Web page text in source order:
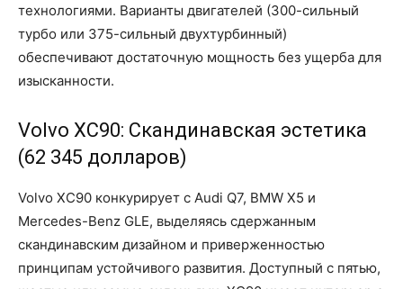
технологиями. Варианты двигателей (300-сильный
турбо или 375-сильный двухтурбинный)
обеспечивают достаточную мощность без ущерба для
изысканности.
Volvo XC90: Скандинавская эстетика
(62 345 долларов)
Volvo XC90 конкурирует с Audi Q7, BMW X5 и
Mercedes-Benz GLE, выделяясь сдержанным
скандинавским дизайном и приверженностью
принципам устойчивого развития. Доступный с пятью,